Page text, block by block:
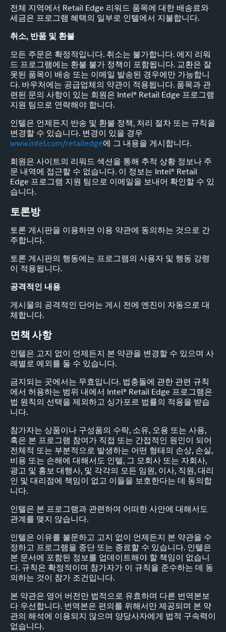
전체 지역에서 Retail Edge 리워드 품목에 대한 배송료와
세금은 프로그램 혜택의 일부로 인텔에서 지불합니다.
취소, 반품 및 환불
모든 주문은 확정적입니다. 취소는 불가합니다. 에지 리워
드 프로그램에는 환불 불가 정책이 포함됩니다. 교환은 잘
못된 품목이 배송 또는 이메일 발송된 경우에만 가능합니
다. 바우처에는 공급업체의 약관이 적용됩니다. 품목과 관
련된 문의 사항이 있는 회원은 Intel® Retail Edge 프로그램
지원 팀으로 연락해야 합니다.
인텔은 언제든지 반송 및 환불 정책, 처리 절차 또는 규칙을
변경할 수 있습니다. 변경이 있을 경우
www.intel.com/retailedge에 그 내용을 게시합니다.
회원은 사이트의 리워드 섹션을 통해 추적 상황 정보나 주
문 내역에 접근할 수 없습니다. 이 정보는 Intel® Retail
Edge 프로그램 지원 팀으로 이메일을 보내어 확인할 수 있
습니다.
토론방
토론 게시판을 이용하면 이용 약관에 동의하는 것으로 간
주합니다.
토론 게시판의 행동에는 프로그램의 사용자 및 행동 강령
이 적용됩니다.
공격적인 내용
게시물의 공격적인 단어는 게시 전에 엔진이 자동으로 대
체합니다.
면책 사항
인텔은 고지 없이 언제든지 본 약관을 변경할 수 있으며 사
례별로 예외를 둘 수 있습니다.
금지되는 곳에서는 무효입니다. 법충돌에 관한 관련 규칙
에서 허용하는 범위 내에서 Intel® Retail Edge 프로그램은
법 원칙의 선택을 제외하고 싱가포르 법률의 적용을 받습
니다.
참가자는 상품이나 구성품의 수락, 소유, 오용 또는 사용,
혹은 본 프로그램 참여가 직접 또는 간접적인 원인이 되어
전체적 또는 부분적으로 발생하는 어떤 형태의 손상, 손실,
비용 또는 손해에 대해서도 인텔, 그 모회사 또는 자회사,
광고 및 홍보 대행사, 및 각각의 모든 임원, 이사, 직원, 대리
인 및 대리점에 책임이 없고 이들을 보호한다는 데 동의합
니다.
인텔은 본 프로그램과 관련하여 어떠한 사안에 대해서도
관계를 맺지 않습니다.
인텔은 이유를 불문하고 고지 없이 언제든지 본 약관을 수
정하고 프로그램을 중단 또는 종료할 수 있습니다. 인텔은
본 문서에 포함된 정보를 업데이트해야 할 책임이 없습니
다. 규칙은 확정적이며 참가자가 이 규칙을 준수하는 데 동
의하는 것이 참가 조건입니다.
본 약관은 영어 버전만 법적으로 유효하며 다른 번역본보
다 우선합니다. 번역본은 편의를 위해서만 제공되며 본 약
관의 해석에 이용되지 않으며 양당사자에게 법적 구속력이
없습니다.